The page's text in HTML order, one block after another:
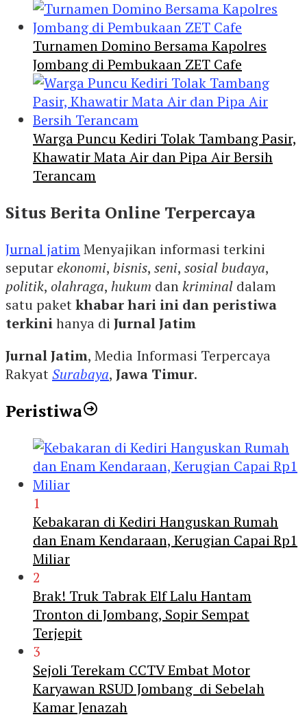
Turnamen Domino Bersama Kapolres
Jombang di Pembukaan ZET Cafe
Warga Puncu Kediri Tolak Tambang Pasir,
Khawatir Mata Air dan Pipa Air Bersih
Terancam
Situs Berita Online Terpercaya
Jurnal jatimMenyajikan informasi terkini
seputarekonomi, bisnis, seni, sosial budaya,
politik, olahraga, hukum dankriminal dalam
satu paketkhabar hari ini dan peristiwa
terkinihanya di Jurnal Jatim
Jurnal Jatim, Media Informasi Terpercaya
RakyatSurabaya, Jawa Timur.
Peristiwa
1
Kebakaran di Kediri Hanguskan Rumah
dan Enam Kendaraan, Kerugian Capai Rp1
Miliar
2
Brak! Truk Tabrak Elf Lalu Hantam
Tronton di Jombang, Sopir Sempat
Terjepit
3
Sejoli Terekam CCTV Embat Motor
Karyawan RSUD Jombang di Sebelah
Kamar Jenazah